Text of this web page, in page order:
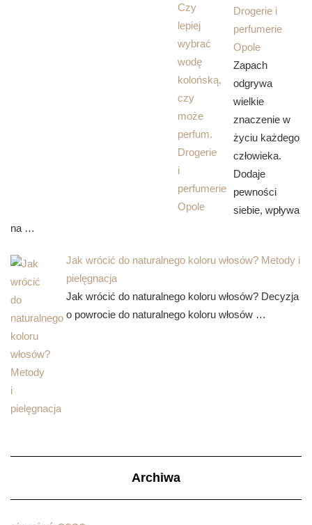
Drogerie i
perfumerie
Opole
Zapach
odgrywa
wielkie
znaczenie w
życiu każdego
człowieka.
Dodaje
pewności
siebie, wpływa
na …
Jak wrócić do naturalnego koloru włosów? Metody i
pielęgnacja
Jak wrócić do naturalnego koloru włosów? Decyzja
o powrocie do naturalnego koloru włosów …
Archiwa